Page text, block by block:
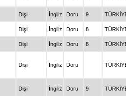
Dişi İngiliz Doru 9
Dişi İngiliz Doru 8
Dişi İngiliz Doru 8
Dişi İngiliz Doru
Dişi İngiliz Doru 9